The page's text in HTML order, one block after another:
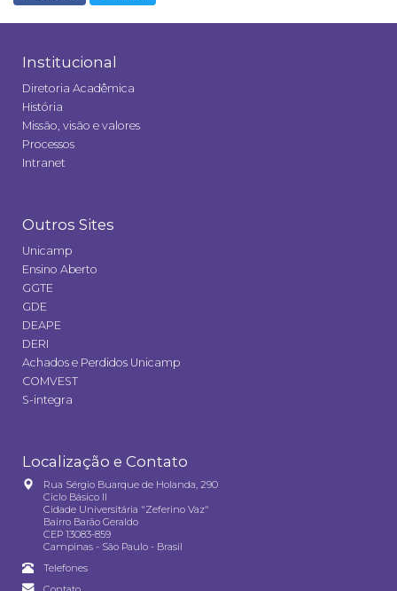
Institucional
Diretoria Acadêmica
História
Missão, visão e valores
Processos
Intranet
Outros Sites
Unicamp
Ensino Aberto
GGTE
GDE
DEAPE
DERI
Achados e Perdidos Unicamp
COMVEST
S-integra
Localização e Contato
Rua Sérgio Buarque de Holanda, 290
Ciclo Básico II
Cidade Universitária "Zeferino Vaz"
Bairro Barão Geraldo
CEP 13083-859
Campinas - São Paulo - Brasil
Telefones